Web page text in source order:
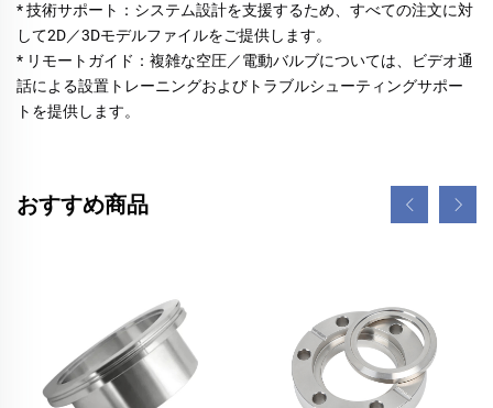
* 技術サポート：システム設計を支援するため、すべての注文に対
して2D／3Dモデルファイルをご提供します。
* リモートガイド：複雑な空圧／電動バルブについては、ビデオ通
話による設置トレーニングおよびトラブルシューティングサポー
トを提供します。
おすすめ商品